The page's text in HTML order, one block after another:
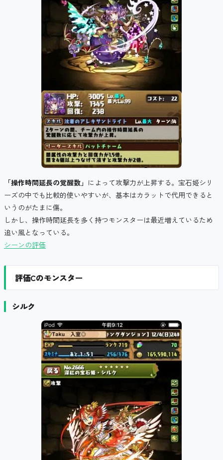
「操作時間延長の覚醒数」 によって攻撃力が上昇する。宝石姫シリ
ーズの中でも比較的使いやすいが、基本はカラットで代用できると
いうのがたまに傷。
しかし、操作時間延長を多く持つモンスターは最近増えているため
追い風となっている。
シーンの評価
評価Cのモンスター
シルク